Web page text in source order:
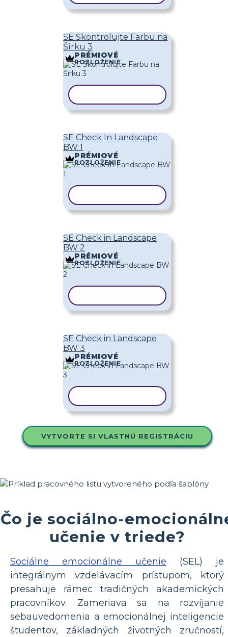
SE Skontrolujte Farbu na
Šírku 3
PRÉMIOVÉ
ROZLOŽENIE
SE Check In Landscape
BW 1
PRÉMIOVÉ
ROZLOŽENIE
SE Check in Landscape
BW 2
PRÉMIOVÉ
ROZLOŽENIE
SE Check in Landscape
BW 3
PRÉMIOVÉ
ROZLOŽENIE
VYTVORTE SI VLASTNÚ REGISTRÁCIU
Čo je sociálno-
učenie v triede?
Sociálne emocionálne učenie (SEL) je
integrálnym vzdelávacím prístupom, ktorý
presahuje rámec tradičných akademických
pracovníkov. Zameriava sa na rozvíjanie
sebauvedomenia a emocionálnej inteligencie
študentov, základných životných zručností,